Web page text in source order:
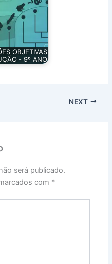
OBJETIVAS
- 9º ANO
NEXT
será publicado.
com *